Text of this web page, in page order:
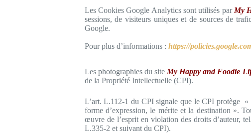
Les Cookies Google Analytics sont utilisés par My
sessions, de visiteurs uniques et de sources de
Google.
Pour plus d’informations : https://
Les photographies du site My Happy and Foodie
de la Propriété Intellectuelle (CPI).
L’art. L.112-1 du CPI signale que le CPI protège «
forme d’expression, le mérite et la destination ».
œuvre de l’esprit en violation des droits d’auteur,
L.335-2 et suivant du CPI).